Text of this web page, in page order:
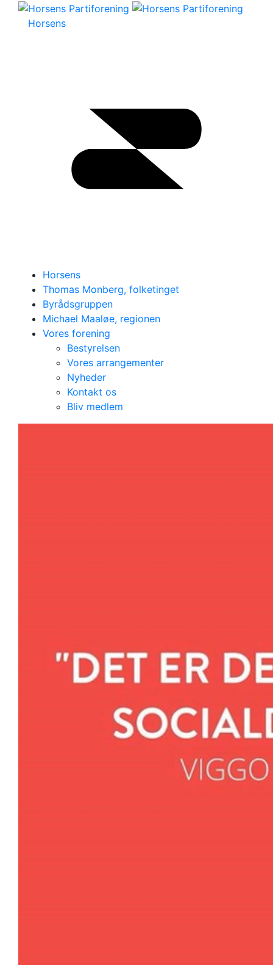
Horsens
Horsens
Thomas Monberg, folketinget
Byrådsgruppen
Michael Maaløe, regionen
Vores forening
Bestyrelsen
Vores arrangementer
Nyheder
Kontakt os
Bliv medlem
i Horsens